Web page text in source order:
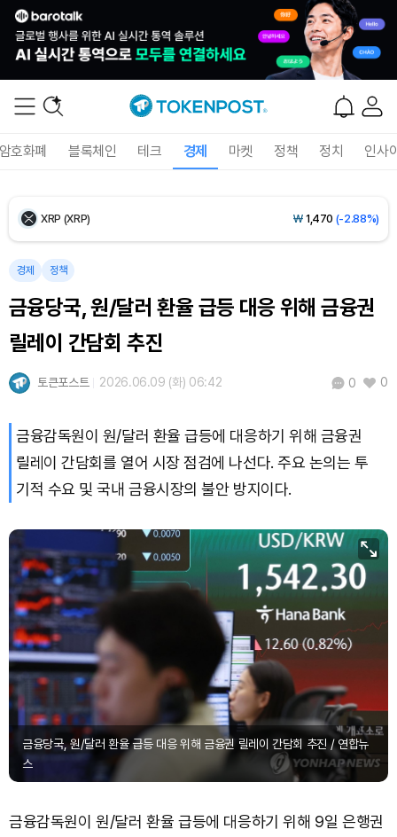
호화폐 블록체인 테크 경제 마켓 정책 정치 인사
Ethereum (ETH) ₩2,710,211(-0.05%)
XRP (XRP) ₩ 1,470 (-2.88%)
Solana (SOL)
TRON (TRX) ₩464.7(-0.29%)
Hyperliquid (HYPE)
Bitcoin (BTC) ₩91,598,454(-0.44%)
경제 정책
금융당국, 원/달러 환율 급등 대응 위해 금융권
릴레이 간담회 추진
토큰포스트 2026.06.09 (화) 06:42 0 0
금융감독원이 원/달러 환율 급등에 대응하기 위해 금융권
릴레이 간담회를 열어 시장 점검에 나선다. 주요 논의는 투
기적 수요 및 국내 금융시장의 불안 방지이다.
금융당국, 원/달러 환율 급등 대응 위해 금융권 릴레이 간담회 추진 / 연합뉴
스
금융감독원이 원/달러 환율 급등에 대응하기 위해 9일 은행권